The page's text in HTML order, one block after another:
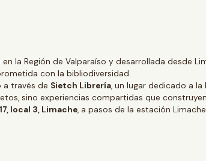
la Región de Valparaíso y desarrollada desde
con la bibliodiversidad.
a través de Sietch Librería, un lugar dedicado a
sino experiencias compartidas que
local 3, Limache, a pasos de la estación